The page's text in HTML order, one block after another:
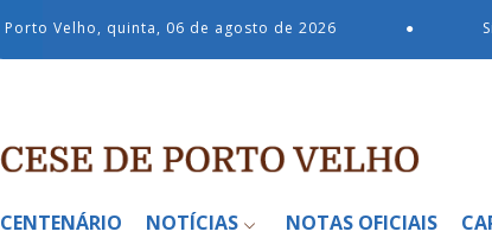
Porto Velho, quinta, 06 de agosto de 2026 ●
CENTENÁRIO NOTÍCIAS NOTAS OFICIAIS